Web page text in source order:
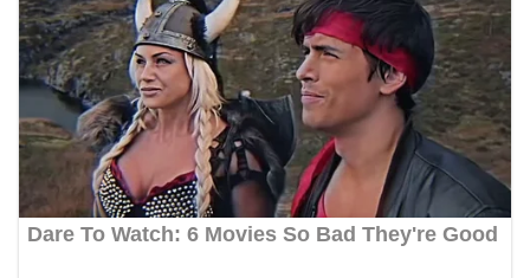
Bhabinkamtibmas di tengah-tengah warga
diharapkan dapat semakin mempererat
hubungan kemitraan antara Polri dan
masyarakat, sekaligus membangun kesadaran
kolektif warga akan pentingnya menjaga
keamanan, ketertiban, dan kekompakan
lingkungan, khususnya dalam menyambut
momentum bersejarah HUT Kemerdekaan
Republik Indonesia.‎Kegiatan sambang ini
rencananya akan terus dilaksanakan secara rutin
oleh Bhabinkamtibmas di wilayah Kelurahan